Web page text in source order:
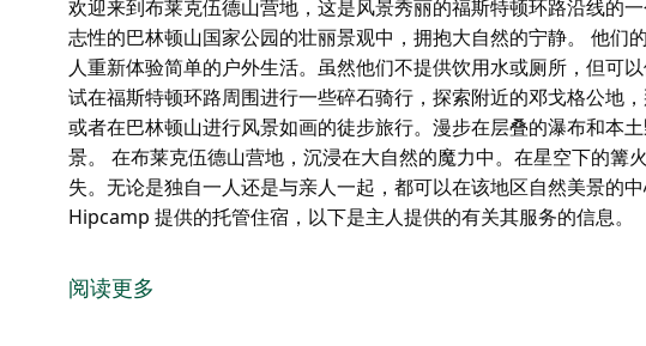
欢迎来到布莱克伍德山营地，这是风景秀丽的福斯特顿环路沿线的
志性的巴林顿山国家公园的壮丽景观中，拥抱大自然的宁静。 他们
人重新体验简单的户外生活。虽然他们不提供饮用水或厕所，但可
试在福斯特顿环路周围进行一些碎石骑行，探索附近的邓戈格公地
或者在巴林顿山进行风景如画的徒步旅行。漫步在层叠的瀑布和本
景。 在布莱克伍德山营地，沉浸在大自然的魔力中。在星空下的篝
失。无论是独自一人还是与亲人一起，都可以在该地区自然美景的
Hipcamp 提供的托管住宿，以下是主人提供的有关其服务的信息。
志性的巴林顿山国家公园的壮丽景观中，拥抱大自然的宁静。
阅读更多